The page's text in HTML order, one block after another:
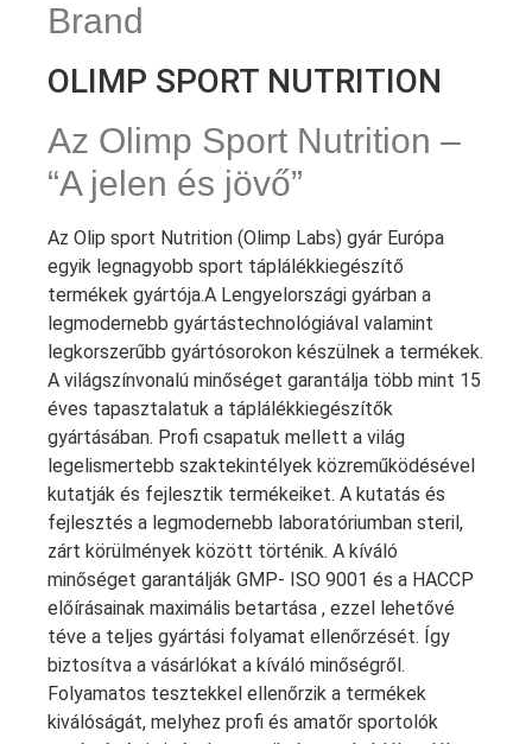
Brand
OLIMP SPORT NUTRITION
Az Olimp Sport Nutrition –
“A jelen és jövő”
Az Olip sport Nutrition (Olimp Labs) gyár Európa
egyik legnagyobb sport táplálékkiegészítő
termékek gyártója.A Lengyelországi gyárban a
legmodernebb gyártástechnológiával valamint
legkorszerűbb gyártósorokon készülnek a termékek.
A világszínvonalú minőséget garantálja több mint 15
éves tapasztalatuk a táplálékkiegészítők
gyártásában. Profi csapatuk mellett a világ
legelismertebb szaktekintélyek közreműködésével
kutatják és fejlesztik termékeiket. A kutatás és
fejlesztés a legmodernebb laboratóriumban steril,
zárt körülmények között történik. A kíváló
minőséget garantálják GMP- ISO 9001 és a HACCP
előírásainak maximális betartása , ezzel lehetővé
téve a teljes gyártási folyamat ellenőrzését. Így
biztosítva a vásárlókat a kíváló minőségről.
Folyamatos tesztekkel ellenőrzik a termékek
kiválóságát, melyhez profi és amatőr sportolók